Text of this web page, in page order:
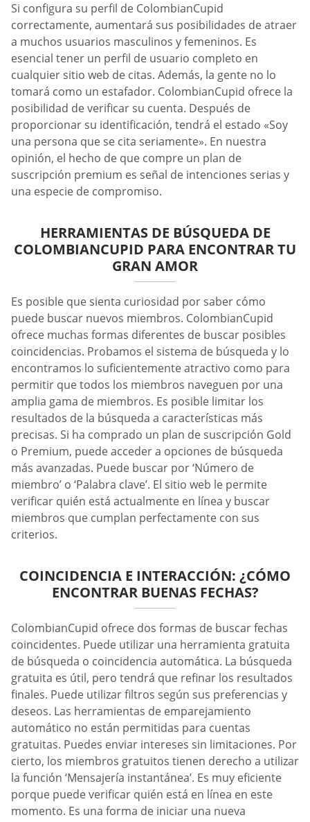
Si configura su perfil de ColombianCupid
correctamente, aumentará sus posibilidades de atraer
a muchos usuarios masculinos y femeninos. Es
esencial tener un perfil de usuario completo en
cualquier sitio web de citas. Además, la gente no lo
tomará como un estafador. ColombianCupid ofrece la
posibilidad de verificar su cuenta. Después de
proporcionar su identificación, tendrá el estado «Soy
una persona que se cita seriamente». En nuestra
opinión, el hecho de que compre un plan de
suscripción premium es señal de intenciones serias y
una especie de compromiso.
HERRAMIENTAS DE BÚSQUEDA DE
COLOMBIANCUPID PARA ENCONTRAR TU
GRAN AMOR
Es posible que sienta curiosidad por saber cómo
puede buscar nuevos miembros. ColombianCupid
ofrece muchas formas diferentes de buscar posibles
coincidencias. Probamos el sistema de búsqueda y lo
encontramos lo suficientemente atractivo como para
permitir que todos los miembros naveguen por una
amplia gama de miembros. Es posible limitar los
resultados de la búsqueda a características más
precisas. Si ha comprado un plan de suscripción Gold
o Premium, puede acceder a opciones de búsqueda
más avanzadas. Puede buscar por ‘Número de
miembro’ o ‘Palabra clave’. El sitio web le permite
verificar quién está actualmente en línea y buscar
miembros que cumplan perfectamente con sus
criterios.
COINCIDENCIA E INTERACCIÓN: ¿CÓMO
ENCONTRAR BUENAS FECHAS?
ColombianCupid ofrece dos formas de buscar fechas
coincidentes. Puede utilizar una herramienta gratuita
de búsqueda o coincidencia automática. La búsqueda
gratuita es útil, pero tendrá que refinar los resultados
finales. Puede utilizar filtros según sus preferencias y
deseos. Las herramientas de emparejamiento
automático no están permitidas para cuentas
gratuitas. Puedes enviar intereses sin limitaciones. Por
cierto, los miembros gratuitos tienen derecho a utilizar
la función ‘Mensajería instantánea’. Es muy eficiente
porque puede verificar quién está en línea en este
momento. Es una forma de iniciar una nueva